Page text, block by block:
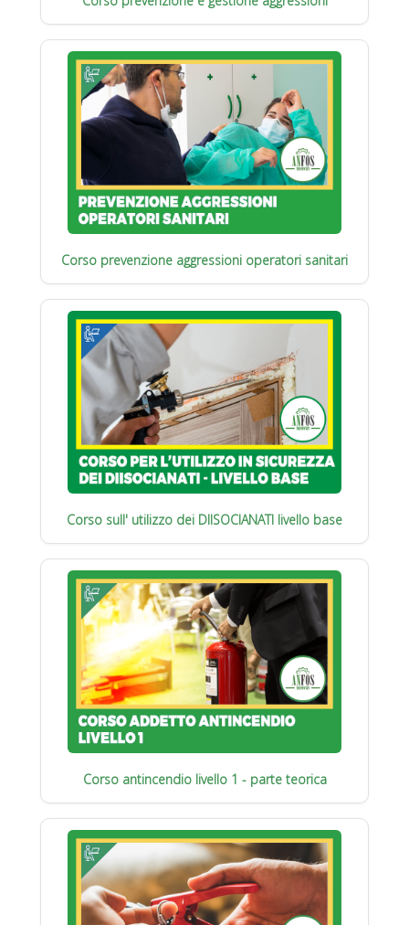
Corso prevenzione aggressioni operatori sanitari
Corso sull' utilizzo dei DIISOCIANATI livello base
Corso antincendio livello 1 - parte teorica